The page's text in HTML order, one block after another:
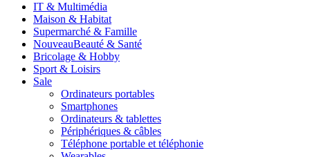
IT & Multimédia
Maison & Habitat
Supermarché & Famille
NouveauBeauté & Santé
Bricolage & Hobby
Sport & Loisirs
Sale
Ordinateurs portables
Smartphones
Ordinateurs & tablettes
Périphériques & câbles
Téléphone portable et téléphonie